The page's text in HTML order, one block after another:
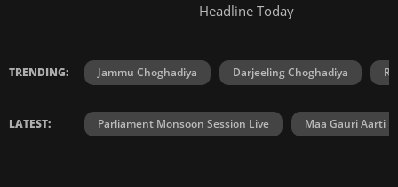
Headline Today
TRENDING: Jammu Choghadiya Darjeeling Choghadiya
LATEST: Parliament Monsoon Session Live Maa Gauri Aarti